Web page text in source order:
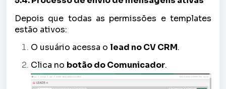
Depois que todas as permissões e templates
estão ativos:
O usuário acessa o lead no CV CRM.
Clica no botão do Comunicador.